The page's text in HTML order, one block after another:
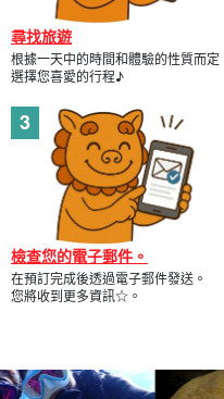
夏季特惠 [半
首次體驗
《免費拍照、
開始時間: 6:00-
10:30-12:00 /
15:30-17:00 /
所要時間：約 2 小
8,900 日
⬇︎ 如需獨木舟自助遊，請點選
15:30-17:00 /
8,900
尋找旅遊
根據一天中的時間和體驗的性質而定
選擇您喜愛的行程♪
檢查您的電子郵件。
在預訂完成後透過電子郵件發送。
您將收到更多資訊☆。